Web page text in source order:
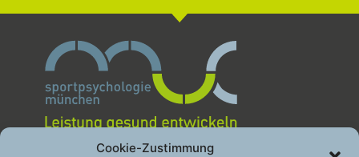
Cookie-Zustimmung